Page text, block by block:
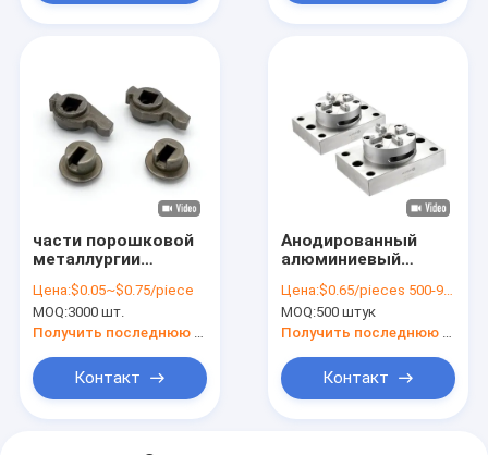
части порошковой
металлургии
части
синтезированных
металлов с черным
использования в
дверных замках
Цена:$0.05~$0.75/piece
MOQ:3000 шт.
Получить последнюю цену
Контакт
Анодированный
алюминиевый
Металлургические
детали
Аэрокосмическая
Фрезерная запчасть
Цена:$0.65/pieces 500-999 pieces
MOQ:500 штук
Получить последнюю цену
Контакт